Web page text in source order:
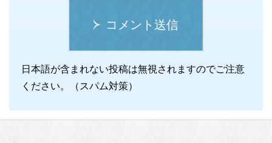
コメント送信
日本語が含まれない投稿は無視されますのでご注意
ください。（スパム対策）